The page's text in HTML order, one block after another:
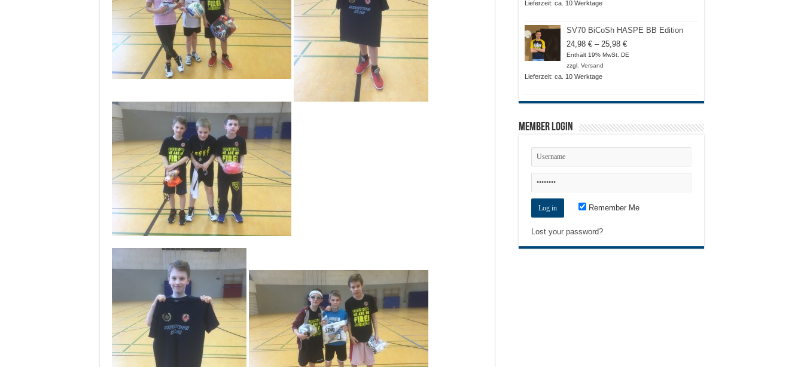
Lieferzeit: ca. 10 Werktage
SV70 BiCoSh HASPE BB Edition
24,98 € – 25,98 €Preisspanne:
24,98 €
Enthält 19% MwSt. DE
zzgl. Versand
Lieferzeit: ca. 10 Werktage
Member Login
Remember Me
Lost your password?